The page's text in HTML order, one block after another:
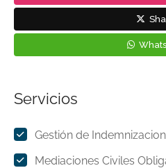
Servicios
Gestión de
Mediaciones Civiles